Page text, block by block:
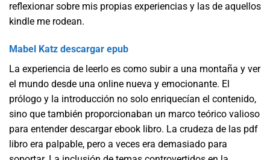
reflexionar sobre mis propias experiencias y las de aquellos
kindle me rodean.
Mabel Katz descargar epub
La experiencia de leerlo es como subir a una montaña y ver
el mundo desde una online nueva y emocionante. El
prólogo y la introducción no solo enriquecían el contenido,
sino que también proporcionaban un marco teórico valioso
para entender descargar ebook libro. La crudeza de las pdf
libro era palpable, pero a veces era demasiado para